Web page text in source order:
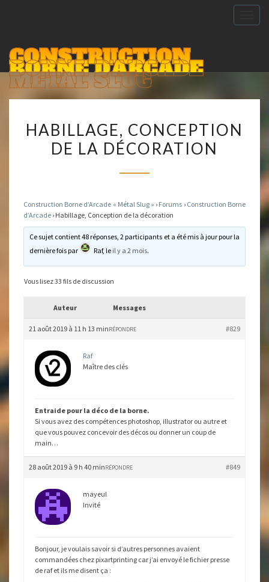
CONSTRUCTION
BORNE D'ARCADE
METAL SLUG
CONCEPTION
DE
HABILLAGE, CONCEPTION
DE LA DÉCORATION
Construction Borne d’Arcade « Métal Slug » › Forums › Construction Borne
d’Arcade › Habillage, Conception de la décoration
Ce sujet contient 48 réponses, 2 participants et a été mis à jour pour la
dernière fois par
Raf, le il y a 2 mois.
Vous lisez 33 fils de discussion
Auteur Messages
21 août 2019 à 11 h 13 min #829
RÉPONDRE
Raf
Maître des clés
Entraide pour la déco de la borne.
Si vous avez des compétences photoshop, illustrator ou autre et
que vous pouvez concevoir des décos ou donner un coup de
main…
28 août 2019 à 9 h 40 min #849
RÉPONDRE
mayeul
Invité
Bonjour, je voulais savoir si d’autres personnes avaient
commandées chez pixartprinting car j’ai envoyé le fichier presse
de raf et ils me disent ça :